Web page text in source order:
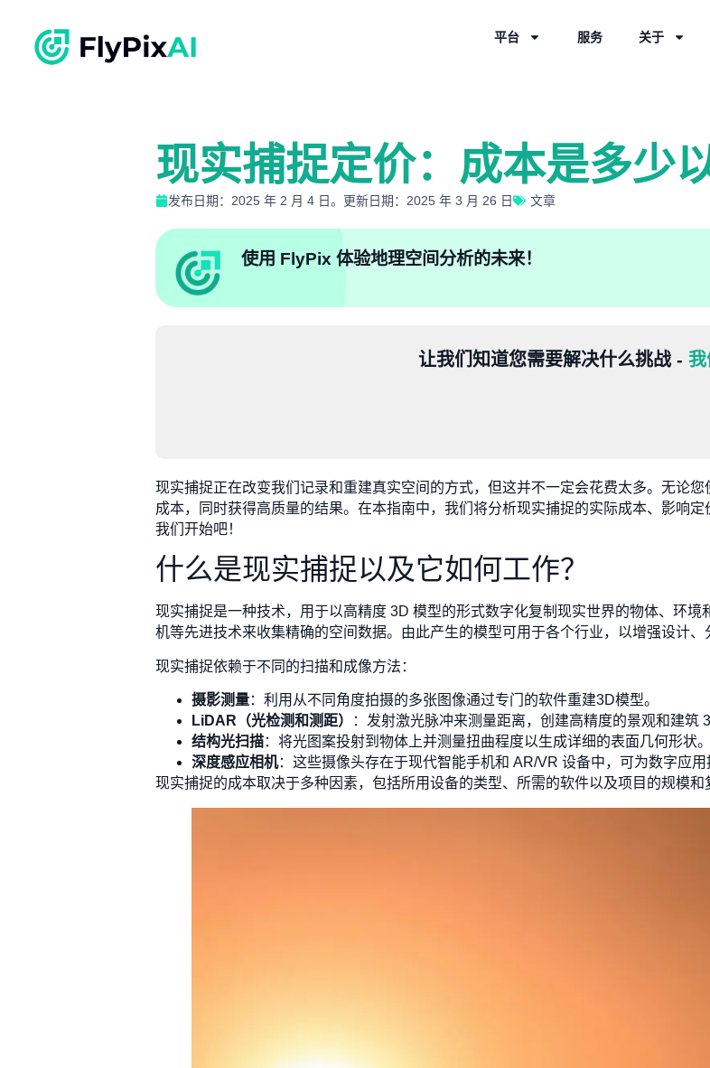
平台 服务 关于
现实捕捉定价：成本是多少
发布日期：2025 年 2 月 4 日。更新日期：2025 年 3 月 26 日 文章
使用 FlyPix 体验地理空间分析的未来！
让我们知道您需要解决什么挑战 - 我
现实捕捉正在改变我们记录和重建真实空间的方式，但这并不一定会花费太多。无论
成本，同时获得高质量的结果。在本指南中，我们将分析现实捕捉的实际成本、影响
我们开始吧！
什么是现实捕捉以及它如何工作？
现实捕捉是一种技术，用于以高精度 3D 模型的形式数字化复制现实世界的物体、环
机等先进技术来收集精确的空间数据。由此产生的模型可用于各个行业，以增强设计、
现实捕捉依赖于不同的扫描和成像方法：
摄影测量：利用从不同角度拍摄的多张图像通过专门的软件重建3D模型。
LiDAR（光检测和测距）
：发射激光脉冲来测量距离，创建高精度的景观和建筑
结构光扫描：将光图案投射到物体上并测量扭曲程度以生成详细的表面几何形状。
深度感应相机：这些摄像头存在于现代智能手机和 AR/VR 设备中，可为数字应用
现实捕捉的成本取决于多种因素，包括所用设备的类型、所需的软件以及项目的规模和